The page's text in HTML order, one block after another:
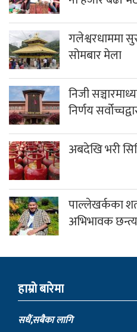
गलेश्वरधाममा
सोमबार मेला
निजी
निर्णय
अबदेखि भरी
पाल्लेखर्कका
अभिभावक
हाम्राे बारेमा
सधैं,सबैका लागि